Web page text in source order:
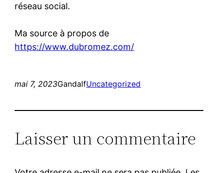
réseau social.
Ma source à propos de
https://www.dubromez.com/
mai 7, 2023GandalfUncategorized
Laisser un commentaire